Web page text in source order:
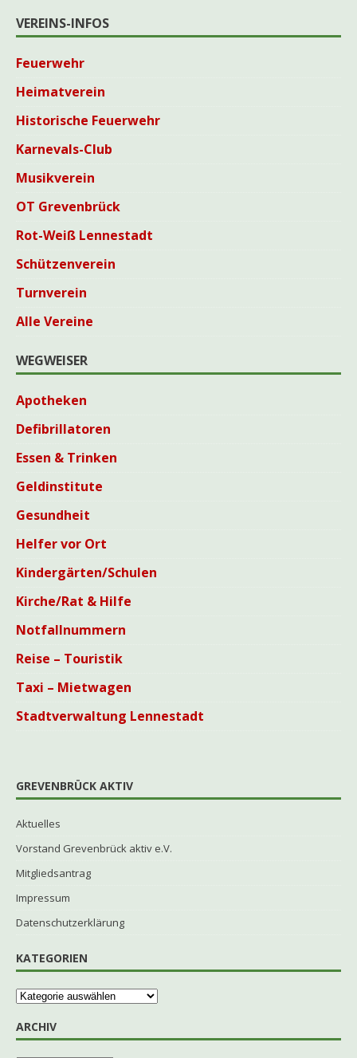
VEREINS-INFOS
Feuerwehr
Heimatverein
Historische Feuerwehr
Karnevals-Club
Musikverein
OT Grevenbrück
Rot-Weiß Lennestadt
Schützenverein
Turnverein
Alle Vereine
WEGWEISER
Apotheken
Defibrillatoren
Essen & Trinken
Geldinstitute
Gesundheit
Helfer vor Ort
Kindergärten/Schulen
Kirche/Rat & Hilfe
Notfallnummern
Reise – Touristik
Taxi – Mietwagen
Stadtverwaltung Lennestadt
GREVENBRÜCK AKTIV
Aktuelles
Vorstand Grevenbrück aktiv e.V.
Mitgliedsantrag
Impressum
Datenschutzerklärung
KATEGORIEN
ARCHIV